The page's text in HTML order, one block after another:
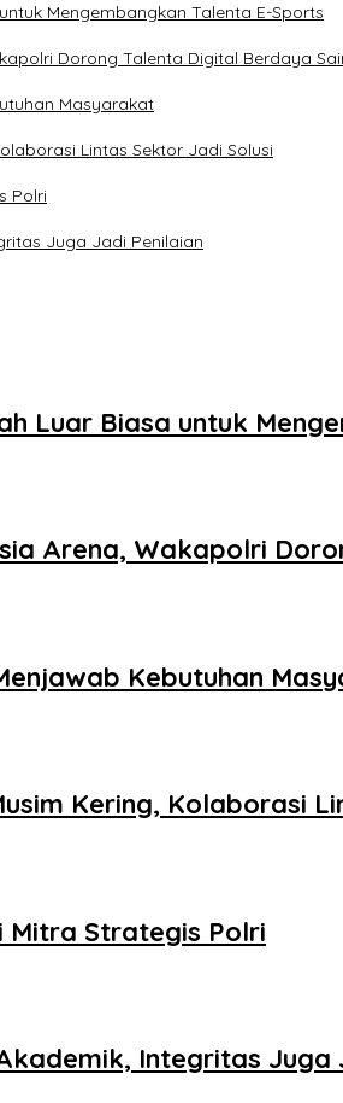
Mengembangkan Talenta E-Sports
Dorong Talenta Digital Berdaya
Masyarakat
Lintas Sektor Jadi Solusi
Polri
Juga Jadi Penilaian
Luar Biasa untuk
Arena, Wakapolri
Kebutuhan
Kering, Kolaborasi
Mitra Strategis Polri
Integritas Juga